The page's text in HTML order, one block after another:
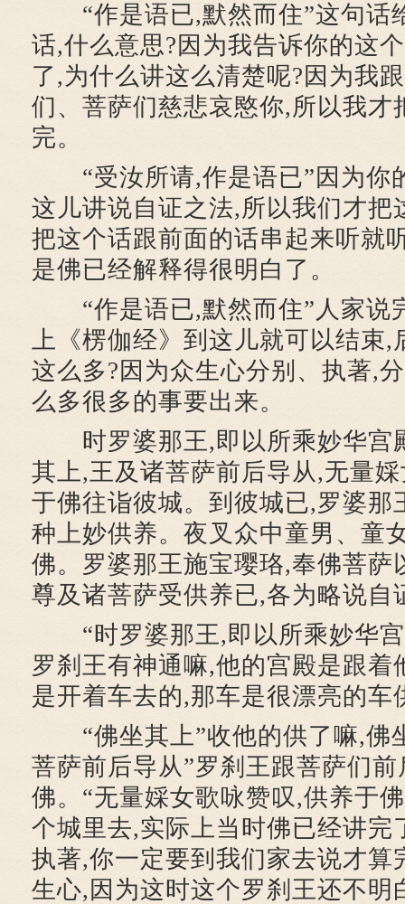
“作是语已,默然而住”这句话
话,什么意思?因为我告诉你的这
了,为什么讲这么清楚呢?因为我
们、菩萨们慈悲哀愍你,所以我才
完。
“受汝所请,作是语已”因为你
这儿讲说自证之法,所以我们才把
把这个话跟前面的话串起来听就
是佛已经解释得很明白了。
“作是语已,默然而住”人家说
上《楞伽经》到这儿就可以结束,
这么多?因为众生心分别、执著,
么多很多的事要出来。
时罗婆那王,即以所乘妙华宫
其上,王及诸菩萨前后导从,无量
于佛往诣彼城。到彼城已,罗婆那
种上妙供养。夜叉众中童男、童
佛。罗婆那王施宝璎珞,奉佛菩萨
尊及诸菩萨受供养已,各为略说自
“时罗婆那王,即以所乘妙华宫
罗刹王有神通嘛,他的宫殿是跟着
是开着车去的,那车是很漂亮的车
“佛坐其上”收他的供了嘛,佛
菩萨前后导从”罗刹王跟菩萨们
佛。“无量婇女歌咏赞叹,供养于
个城里去,实际上当时佛已经讲完
执著,你一定要到我们家去说才算
生心,因为这时这个罗刹王还不明